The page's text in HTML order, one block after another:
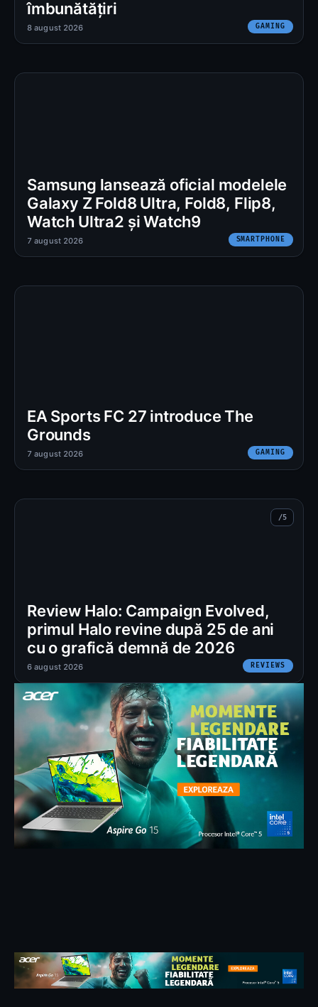
îmbunătățiri
GAMING
8 august 2026
Samsung lansează oficial modelele
Galaxy Z Fold8 Ultra, Fold8, Flip8,
Watch Ultra2 și Watch9
SMARTPHONE
7 august 2026
EA Sports FC 27 introduce The
Grounds
GAMING
7 august 2026
Review Halo: Campaign Evolved,
primul Halo revine după 25 de ani
cu o grafică demnă de 2026
REVIEWS
6 august 2026